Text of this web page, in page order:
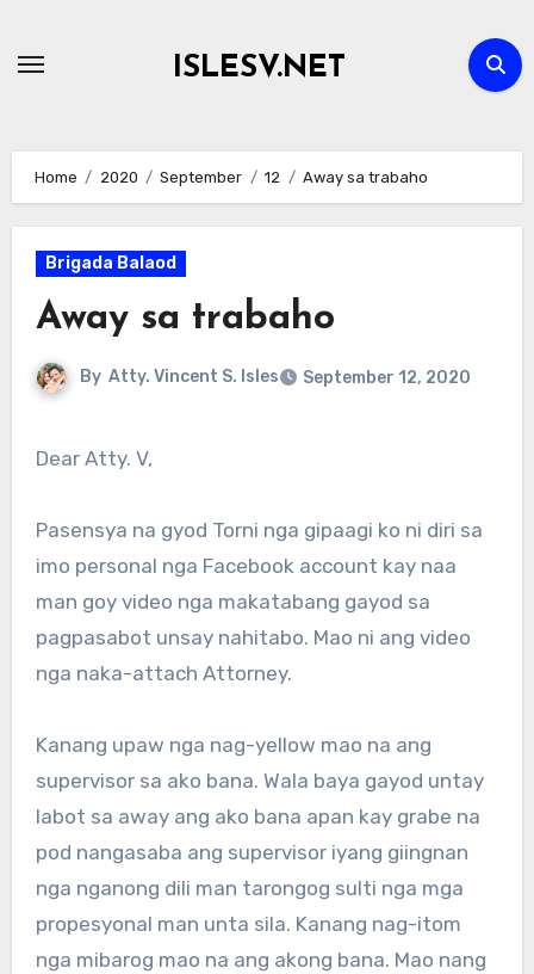
ISLESV.NET
Home 2020 September 12 Away sa trabaho
Brigada Balaod
Away sa trabaho
By Atty. Vincent S. Isles September 12, 2020
Dear Atty. V,
Pasensya na gyod Torni nga gipaagi ko ni diri sa
imo personal nga Facebook account kay naa
man goy video nga makatabang gayod sa
pagpasabot unsay nahitabo. Mao ni ang video
nga naka-attach Attorney.
Kanang upaw nga nag-yellow mao na ang
supervisor sa ako bana. Wala baya gayod untay
labot sa away ang ako bana apan kay grabe na
pod nangasaba ang supervisor iyang giingnan
nga nganong dili man tarongog sulti nga mga
propesyonal man unta sila. Kanang nag-itom
nga mibarog mao na ang akong bana. Mao nang